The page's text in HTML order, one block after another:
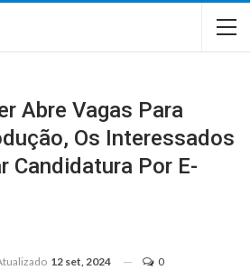
Abre Vagas Para
Os Interessados
Candidatura Por E-
12 set, 2024 0